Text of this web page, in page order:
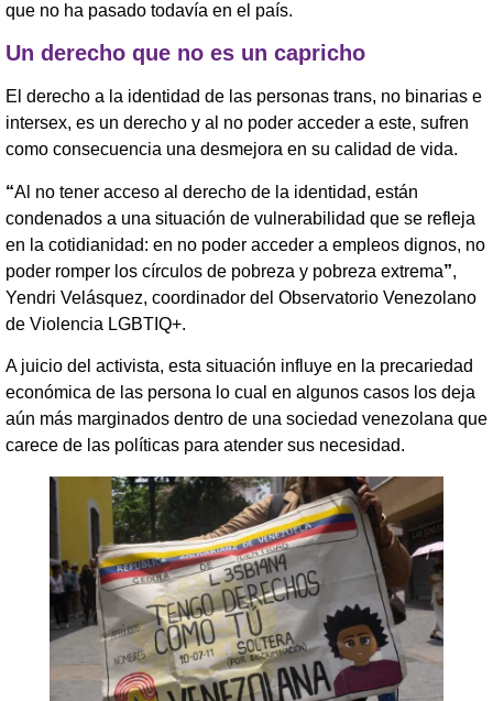
que no ha pasado todavía en el país.
Un derecho que no es un capricho
El derecho a la identidad de las personas trans, no binarias e
intersex, es un derecho y al no poder acceder a este, sufren
como consecuencia una desmejora en su calidad de vida.
“Al no tener acceso al derecho de la identidad, están
condenados a una situación de vulnerabilidad que se refleja
en la cotidianidad: en no poder acceder a empleos dignos, no
poder romper los círculos de pobreza y pobreza extrema”,
Yendri Velásquez, coordinador del Observatorio Venezolano
de Violencia LGBTIQ+.
A juicio del activista, esta situación influye en la precariedad
económica de las persona lo cual en algunos casos los deja
aún más marginados dentro de una sociedad venezolana que
carece de las políticas para atender sus necesidad.